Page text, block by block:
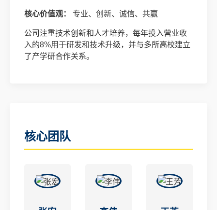
核心价值观： 专业、创新、诚信、共赢
公司注重技术创新和人才培养，每年投入营业收
入的8%用于研发和技术升级，并与多所高校建立
了产学研合作关系。
核心团队